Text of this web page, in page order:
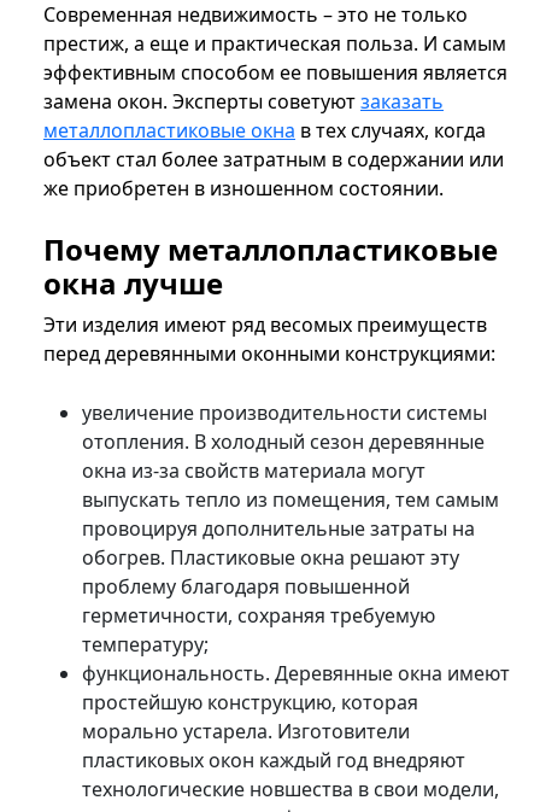
Современная недвижимость – это не только
престиж, а еще и практическая польза. И самым
эффективным способом ее повышения является
замена окон. Эксперты советуютзаказать
металлопластиковые окна в тех случаях, когда
объект стал более затратным в содержании или
же приобретен в изношенном состоянии.
Почему металлопластиковые
окна лучше
Эти изделия имеют ряд весомых преимуществ
перед деревянными оконными конструкциями:
увеличение производительности системы
отопления. В холодный сезон деревянные
окна из-за свойств материала могут
выпускать тепло из помещения, тем самым
провоцируя дополнительные затраты на
обогрев. Пластиковые окна решают эту
проблему благодаря повышенной
герметичности, сохраняя требуемую
температуру;
функциональность. Деревянные окна имеют
простейшую конструкцию, которая
морально устарела. Изготовители
пластиковых окон каждый год внедряют
технологические новшества в свои модели,